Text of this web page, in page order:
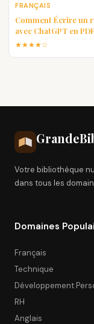
FRANÇAIS
Comment Écrire un
avec ChatGPT en PDF
★★★★☆
Grande
Votre bibliothèque
dans tous les
Domaines
Français
Technique
Développement
RH
Anglais